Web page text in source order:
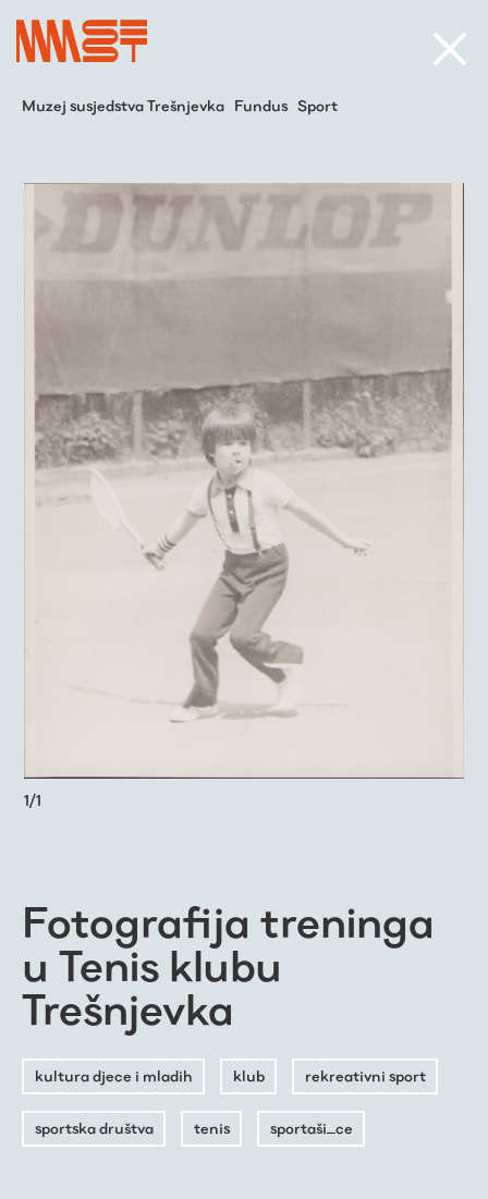
Muzej susjedstva Trešnjevka Fundus Sport
1/1
Fotografija treninga
u Tenis klubu
Trešnjevka
kultura djece i mladih klub rekreativni sport
sportska društva tenis sportaši_ce